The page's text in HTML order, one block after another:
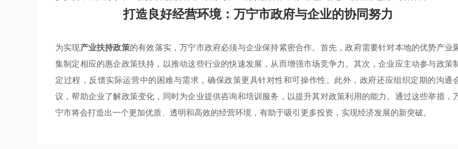
打造良好经营环境：万宁市政府与企业的协同努力
为实现产业扶持政策的有效落实，万宁市政府必须与企业保持紧密合作。首先，政府需要针对本地的优势产业
集制定相应的惠企政策扶持，以推动这些行业的快速发展，从而增强市场竞争力。其次，企业应主动参与政策
定过程，反馈实际运营中的困难与需求，确保政策更具针对性和可操作性。此外，政府还应组织定期的沟通
议，帮助企业了解政策变化，同时为企业提供咨询和培训服务，以提升其对政策利用的能力。通过这些举措，
宁市将会打造出一个更加优质、透明和高效的经营环境，有助于吸引更多投资，实现经济发展的新突破。